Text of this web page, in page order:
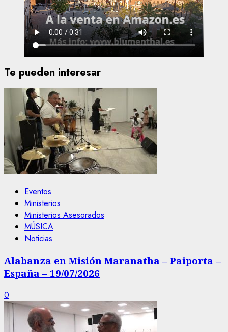
Te pueden interesar
Eventos
Ministerios
Ministerios Asesorados
MÚSICA
Noticias
Alabanza en Misión Maranatha – Paiporta –
España – 19/07/2026
0